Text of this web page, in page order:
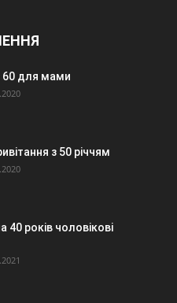
60 для мами
з 50 річчям
40 років чоловікові